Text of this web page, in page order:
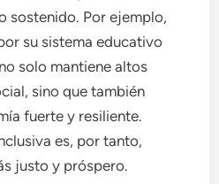
sostenido. Por ejemplo,
su sistema educativo
solo mantiene altos
sino que también
fuerte y resiliente.
es, por tanto,
justo y próspero.